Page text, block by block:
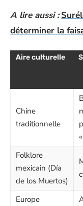
A lire aussi :
déterminer la
Aire culturelle
Chine
traditionnelle
Folklore
mexicain (Día
de los Muertos)
Europe